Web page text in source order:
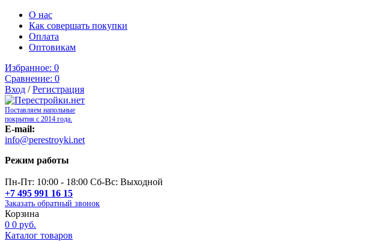
О нас
Как совершать покупки
Оплата
Оптовикам
Избранное: 0
Сравнение: 0
Вход /Регистрация
Поставляем напольные
покрытия с 2014 года.
E-mail:
info@perestroyki.net
Режим работы
Пн-Пт: 10:00 - 18:00 Сб-Вс: Выходной
+7 495 991 16 15
Заказать обратный звонок
Корзина
0 0 руб.
Каталог товаров